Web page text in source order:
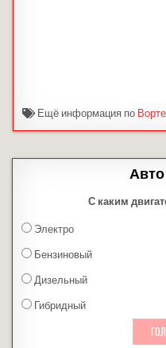
Ещё информация по
С каким
Электро
Бензиновый
Дизельный
Гибридный